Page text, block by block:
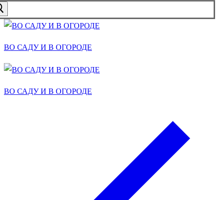
ВО САДУ И В ОГОРОДЕ
ВО САДУ И В ОГОРОДЕ